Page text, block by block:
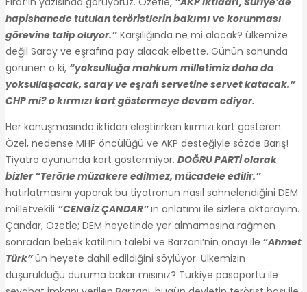
hapishanede tutulan teröristlerin bakımı ve korunması
görevine talip oluyor.” Karşılığında ne mi alacak? ülkemize
değil Saray ve eşrafına pay alacak elbette. Günün sonunda
görünen o ki, “yoksulluğa mahkum milletimiz daha da
yoksullaşacak, saray ve eşrafı servetine servet katacak.”
CHP mi? o kırmızı kart göstermeye devam ediyor.
Her konuşmasında iktidarı eleştirirken kırmızı kart gösteren
Özel, nedense MHP öncülüğü ve AKP desteğiyle sözde Barış!
Tiyatro oyununda kart göstermiyor. DOĞRU PARTİ olarak
bizler “Terörle müzakere edilmez, mücadele edilir.”
hatırlatmasını yaparak bu tiyatronun nasıl sahnelendiğini DEM
milletvekili “CENGİZ ÇANDAR”ın anlatımı ile sizlere aktarayım.
Çandar, Özetle; DEM heyetinde yer almamasına rağmen
sonradan bebek katilinin talebi ve Barzani’nin onayı ile “Ahmet
Türk”ün heyete dahil edildiğini söylüyor. Ülkemizin
düşürüldüğü duruma bakar mısınız? Türkiye pasaportu ile